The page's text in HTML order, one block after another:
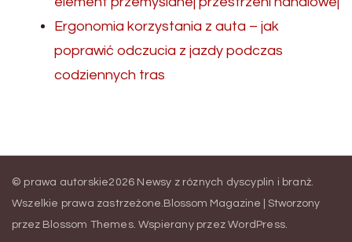
Ergonomia korzystania z auta – jak
poprawić odczucia z jazdy podczas
codziennych tras
© prawa autorskie2026 Newsy z róznych dyscyplin i branż.
Wszelkie prawa zastrzeżone. Blossom Magazine | Stworzony
przez Blossom Themes. Wspierany przezWordPress.